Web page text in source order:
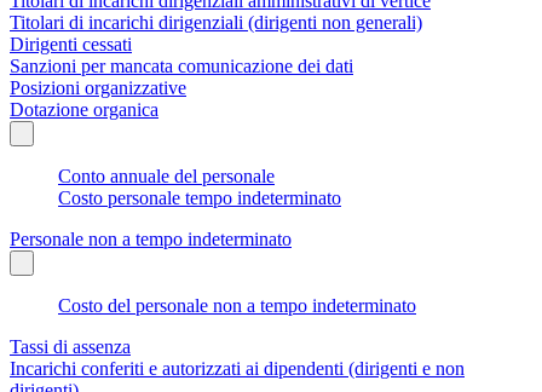
Titolari di incarichi dirigenziali (dirigenti non generali)
Dirigenti cessati
Sanzioni per mancata comunicazione dei dati
Posizioni organizzative
Dotazione organica
Conto annuale del personale
Costo personale tempo indeterminato
Personale non a tempo indeterminato
Costo del personale non a tempo indeterminato
Tassi di assenza
Incarichi conferiti e autorizzati ai dipendenti (dirigenti e non